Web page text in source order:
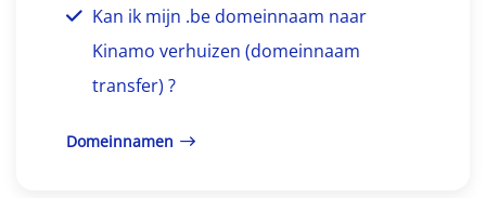
Kan ik mijn .be domeinnaam naar
Kinamo verhuizen (domeinnaam
transfer) ?
Domeinnamen